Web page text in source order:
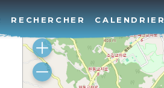
RECHERCHER CALENDRIER